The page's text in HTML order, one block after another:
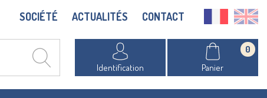
SOCIÉTÉ ACTUALITÉS CONTACT
Identification Panier
0